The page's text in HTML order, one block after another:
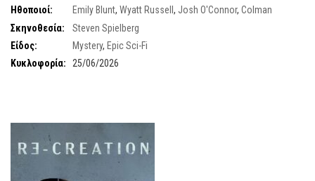
Ηθοποιοί: Emily Blunt, Wyatt Russell , Josh O'Connor, Colman
Domingo,Colin Firth,Eve Hewson
Σκηνοθεσία:
Steven Spielberg
Είδος:
Mystery, Epic Sci-Fi
Κυκλοφορία:
25/06/2026